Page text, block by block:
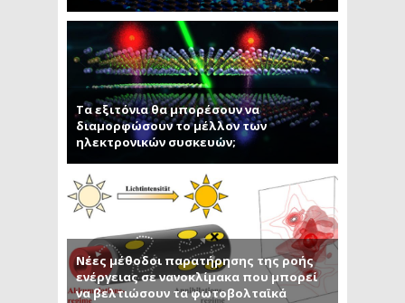
Τα εξιτόνια θα μπορέσουν να
διαμορφώσουν το μέλλον των
ηλεκτρονικών συσκευών;
Νέες μέθοδοι παρατήρησης της ροής
ενέργειας σε νανοκλίμακα που μπορεί
να βελτιώσουν τα φωτοβολταϊκά